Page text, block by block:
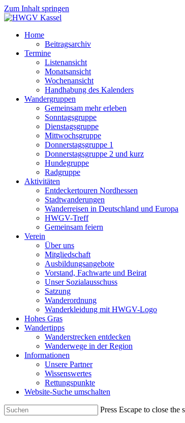
Zum Inhalt springen
Home
Beitragsarchiv
Termine
Listenansicht
Monatsansicht
Wochenansicht
Handhabung des Kalenders
Wandergruppen
Gemeinsam mehr erleben
Sonntagsgruppe
Dienstagsgruppe
Mittwochsgruppe
Donnerstagsgruppe 1
Donnerstagsgruppe 2 und kurz
Hundegruppe
Radgruppe
Aktivitäten
Entdeckertouren Nordhessen
Stadtwanderungen
Wanderreisen in Deutschland und Europa
HWGV-Treff
Gemeinsam feiern
Verein
Über uns
Mitgliedschaft
Ausbildungsangebote
Vorstand, Fachwarte und Beirat
Unser Sozialausschuss
Satzung
Wanderordnung
Wanderkleidung mit HWGV-Logo
Hohes Gras
Wandertipps
Wanderstrecken entdecken
Wanderwege in der Region
Informationen
Unsere Partner
Wissenswertes
Rettungspunkte
Website-Suche umschalten
Press Escape to close the